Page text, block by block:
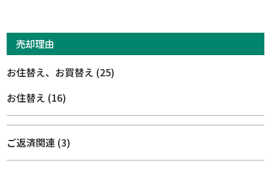
売却理由
お住替え、お買替え (25)
お住替え (16)
ご返済関連 (3)